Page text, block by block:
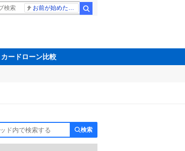
カードローン比較
検索